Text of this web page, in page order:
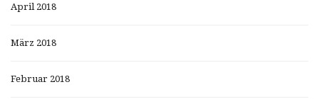
April 2018
März 2018
Februar 2018